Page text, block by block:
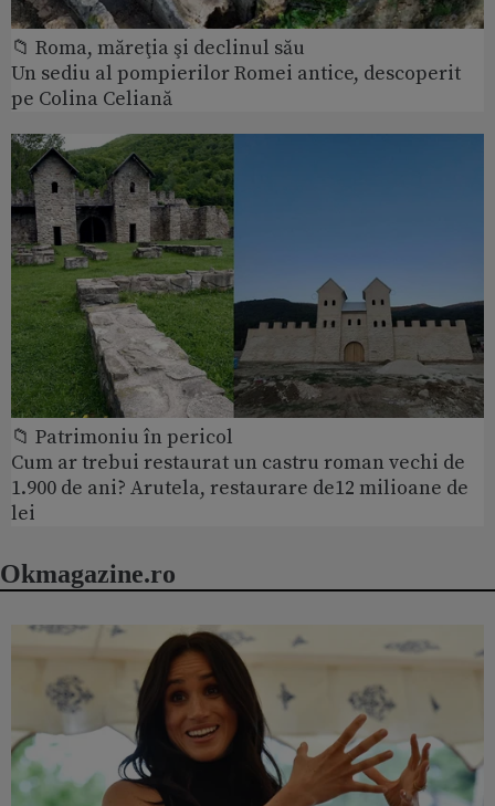
📁 Roma, măreţia şi declinul său
Un sediu al pompierilor Romei antice, descoperit
pe Colina Celiană
📁 Patrimoniu în pericol
Cum ar trebui restaurat un castru roman vechi de
1.900 de ani? Arutela, restaurare de12 milioane de
lei
Okmagazine.ro